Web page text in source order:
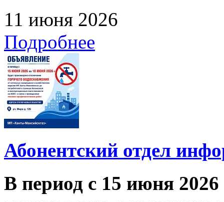
11 июня 2026
Подробнее
Абонентский отдел
В период с 15 июня